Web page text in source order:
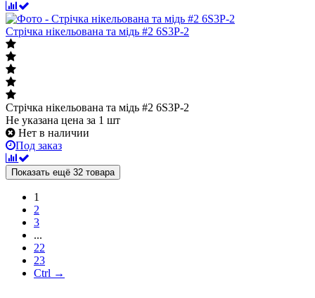
Стрічка нікельована та мідь #2 6S3P-2
Стрічка нікельована та мідь #2 6S3P-2
Не указана цена за 1 шт
Нет в наличии
Под заказ
Показать ещё 32 товара
1
2
3
...
22
23
Ctrl →